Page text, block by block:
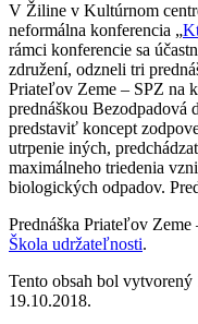
V Žiline v Kultúrnom
neformálna konferencia „
rámci konferencie sa
združení, odzneli tri
Priateľov Zeme – SPZ na
prednáškou
predstaviť koncept
utrpenie iných,
maximálneho triedenia
biologických odpadov.
Prednáška Priateľov
Škola udržateľnosti.
Tento obsah bol vytvorený
19.10.2018.